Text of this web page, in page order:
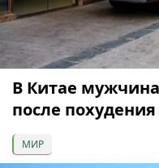
В Китае
после
МИР